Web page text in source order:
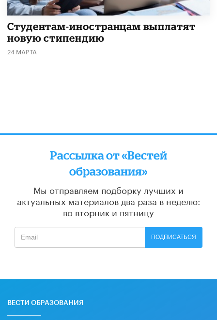
Студентам-иностранцам выплатят
новую стипендию
24 МАРТА
Рассылка от «Вестей
образования»
Мы отправляем подборку лучших и
актуальных материалов два раза в неделю:
во вторник и пятницу
ПОДПИСАТЬСЯ
ВЕСТИ ОБРАЗОВАНИЯ